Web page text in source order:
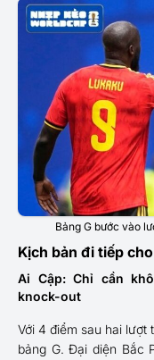
Bảng G bước vào
Kịch bản đi tiếp
Ai Cập: Chỉ cần
knock-out
Với 4 điểm sau hai lượt
bảng G. Đại diện Bắc